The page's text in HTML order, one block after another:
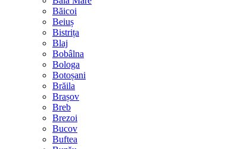
Băicoi
Beiuș
Bistrița
Blaj
Bobâlna
Bologa
Botoșani
Brăila
Brașov
Breb
Brezoi
Bucov
Buftea